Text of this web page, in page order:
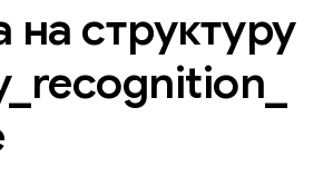
структуру
_ recognition